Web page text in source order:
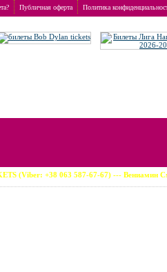
Публичная оферта Политика
+38 063 587-67-67) --- Вениамин